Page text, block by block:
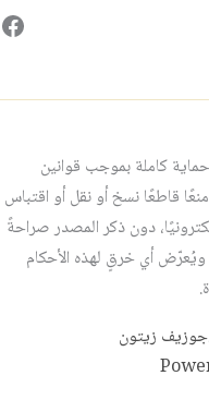
كاملة بموجب قوانين
قاطعًا نسخ أو نقل أو اقتباس
دون ذكر المصدر صراحةً
أي خرقٍ لهذه الأحكام